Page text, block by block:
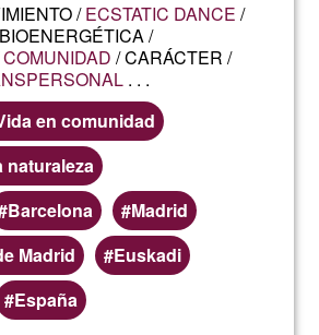
/ECSTATIC DANCE/
/
COMUNIDAD / CARÁCTER /
. . .
en comunidad
naturaleza
Barcelona
Madrid
Madrid
Euskadi
España